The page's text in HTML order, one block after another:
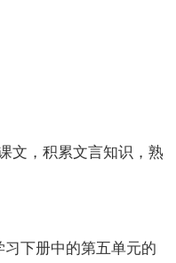
文，积累文言知识，熟
下册中的第五单元的